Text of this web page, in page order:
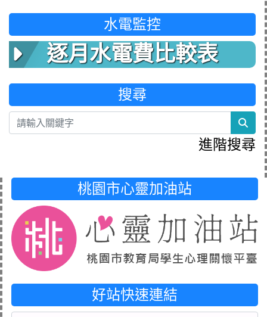
水電監控
逐月水電費比較表
搜尋
進階搜尋
桃園市心靈加油站
好站快速連結